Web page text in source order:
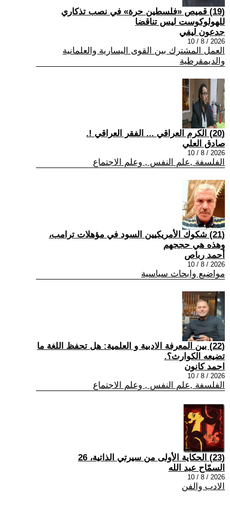
(19) قميص «فلسطين حرة» في نصب تذكاري
للهولوكوست ليس تناقضا
جدعون ليفي
2026 / 8 / 10
العمل المشترك بين القوى اليسارية والعلمانية
والديمقرطية
(20) الكرم العراقي ... الفقر العراقي !.
صادق العلي
2026 / 8 / 10
الفلسفة ,علم النفس , وعلم الاجتماع
(21) شكوك الأمريكيين السود في مؤهلات ترامب،
وهذه هي حججهم
أحمد رباص
2026 / 8 / 10
مواضيع وابحاث سياسية
(22) بين المعرفة الادبية و العلمية: هل تحفظ اللغة ما
تضيعه الكوارث؟.
احمد كانون
2026 / 8 / 10
الفلسفة ,علم النفس , وعلم الاجتماع
(23) الحكاية الأولى من سيرتي الذاتية، 26
السمّاح عبد الله
2026 / 8 / 10
الادب والفن